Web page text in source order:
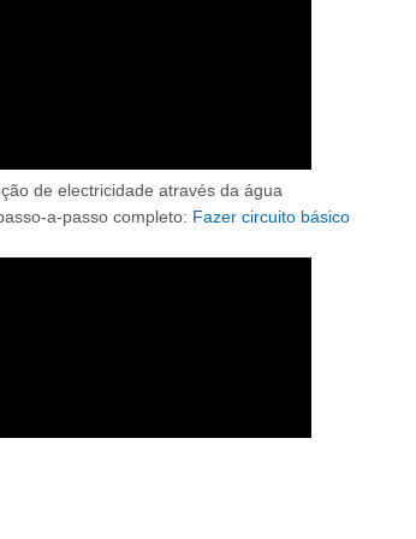
de electricidade através da água
a-passo completo: Fazer circuito básico